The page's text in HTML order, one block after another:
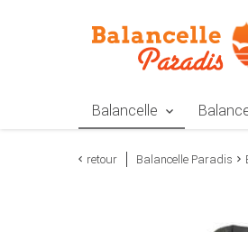
Balancelle
retour Balancelle Paradis